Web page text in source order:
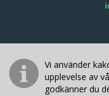
Vi använder
upplevelse av
godkänner du
©